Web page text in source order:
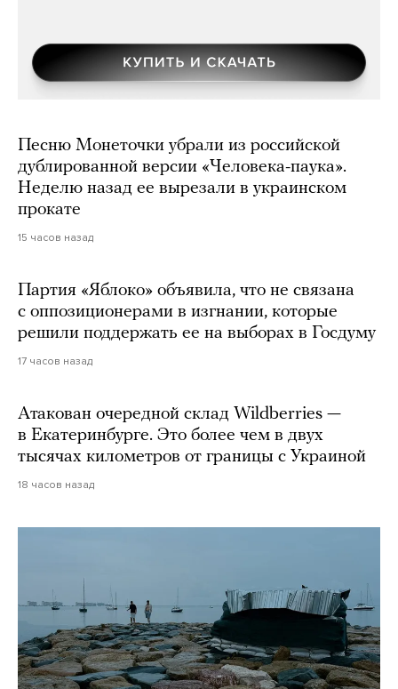
Песню Монеточки убрали из российской
дублированной версии «Человека-паука».
Неделю назад ее вырезали в украинском
прокате
15 часов назад
Партия «Яблоко» объявила, что не связана
с оппозиционерами в изгнании, которые
решили поддержать ее на выборах в Госдуму
17 часов назад
Атакован очередной склад Wildberries —
в Екатеринбурге. Это более чем в двух
тысячах километров от границы с Украиной
18 часов назад